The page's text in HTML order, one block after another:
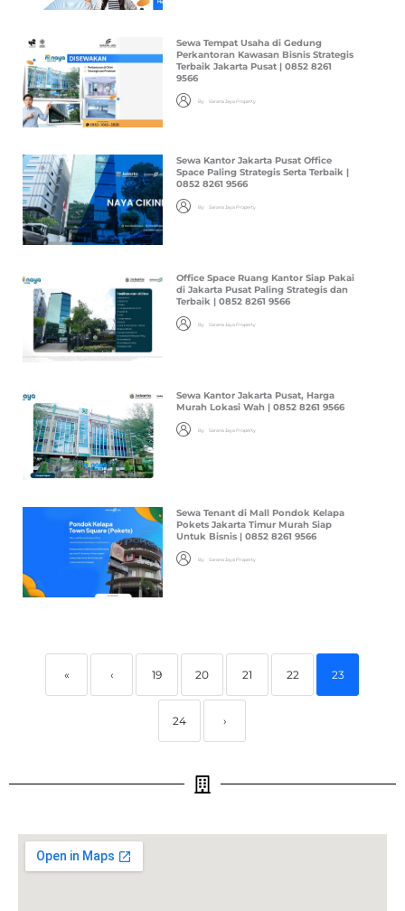
Sewa Tempat Usaha di Gedung
Perkantoran Kawasan Bisnis Strategis
Terbaik Jakarta Pusat | 0852 8261
9566
By Sarana Jaya Property
Sewa Kantor Jakarta Pusat Office
Space Paling Strategis Serta Terbaik |
0852 8261 9566
By Sarana Jaya Property
Office Space Ruang Kantor Siap Pakai
di Jakarta Pusat Paling Strategis dan
Terbaik | 0852 8261 9566
By Sarana Jaya Property
Sewa Kantor Jakarta Pusat, Harga
Murah Lokasi Wah | 0852 8261 9566
By Sarana Jaya Property
Sewa Tenant di Mall Pondok Kelapa
Pokets Jakarta Timur Murah Siap
Untuk Bisnis | 0852 8261 9566
By Sarana Jaya Property
« ‹ 19 20 21 22 23
24 ›